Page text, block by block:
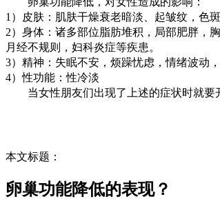
1）皮肤：肌肤干燥衰老暗淡、起皱纹，色
2）身体：诸多部位脂肪堆积，局部肥胖，
月经不规则，妇科炎症等疾患。
3）精神：失眠不安，烦躁忧虑，情绪波动
4）性功能：性冷淡
当女性朋友们出现了上述的症状时就要
本文标题：
卵巢功能降低的表现？